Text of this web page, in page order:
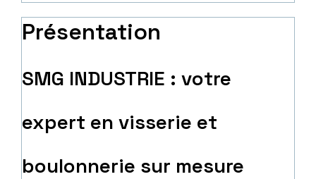
Présentation
SMG INDUSTRIE : votre
expert en visserie et
boulonnerie sur mesure